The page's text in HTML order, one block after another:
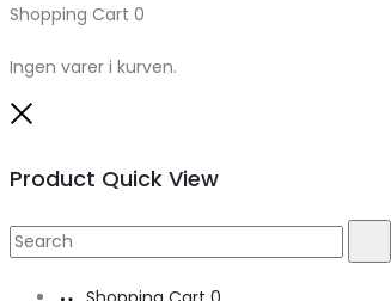
Shopping Cart 0
Ingen varer i kurven.
Product Quick View
Search